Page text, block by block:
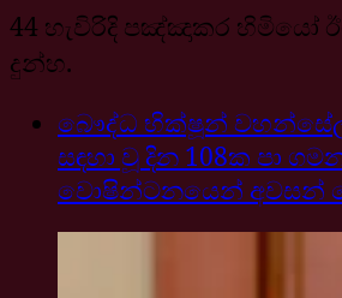
44 හැවිරිදි පඤ්ඤාකර හිමියෝ
දුන්හ.
බෞද්ධ භික්ෂූන්
සඳහා වූ දින 108ක පා
වොෂින්ටනයෙන් අවසන්